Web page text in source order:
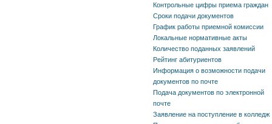
Контрольные цифры приема граждан
Сроки подачи документов
График работы приемной комиссии
Локальные нормативные акты
Количество поданных заявлений
Рейтинг абитуриентов
Информация о возможности подачи
документов по почте
Подача документов по электронной
почте
Заявление на поступление в колледж